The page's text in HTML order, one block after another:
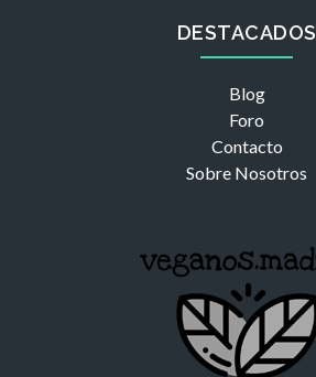
DESTACADOS
Blog
Foro
Contacto
Sobre Nosotros